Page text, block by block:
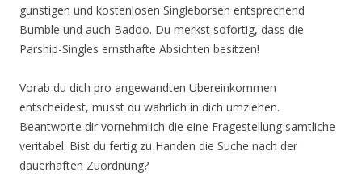
gunstigen und kostenlosen Singleborsen entsprechend
Bumble und auch Badoo. Du merkst sofortig, dass die
Parship-Singles ernsthafte Absichten besitzen!
Vorab du dich pro angewandten Ubereinkommen
entscheidest, musst du wahrlich in dich umziehen.
Beantworte dir vornehmlich die eine Fragestellung samtliche
veritabel: Bist du fertig zu Handen die Suche nach der
dauerhaften Zuordnung?